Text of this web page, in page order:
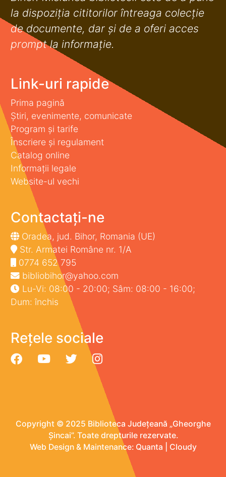
la dispoziţia cititorilor întreaga colecţie
de documente, dar şi de a oferi acces
prompt la informaţie.
Link-uri rapide
Prima pagină
Știri, evenimente, comunicate
Program și tarife
Înscriere și regulament
Catalog online
Informații legale
Website-ul vechi
Contactați-ne
Oradea, jud. Bihor, Romania (UE)
Str. Armatei Române nr. 1/A
0774 652 795
bibliobihor@yahoo.com
Lu-Vi: 08:00 - 20:00; Sâm: 08:00 - 16:00;
Dum: închis
Rețele sociale
Copyright © 2025 Biblioteca Județeană „Gheorghe
Șincai”. Toate drepturile rezervate.
Web Design & Maintenance: Quanta Cloudy